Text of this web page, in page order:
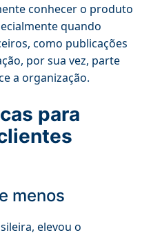
conhecer o produto
quando
como publicações
por sua vez, parte
a organização.
para
menos
elevou o